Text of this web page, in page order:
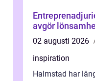
Entreprenadjuridik
avgör
02 augusti 2026
inspiration
Halmstad har